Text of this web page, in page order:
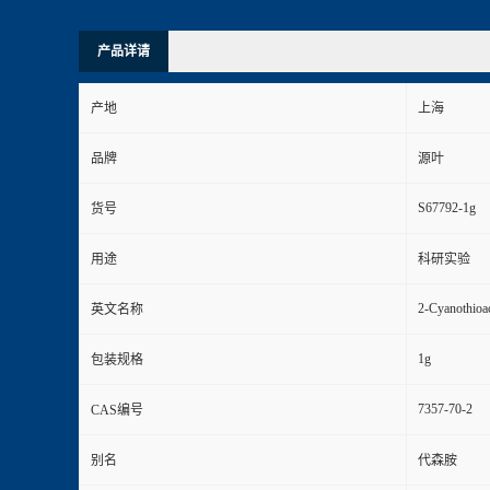
产品详请
产地 上海
品牌 源叶
货号 S67792-1g
用途 科研实验
英文名称 2-
包装规格 1g
CAS编号 7357-70-2
别名 代森胺